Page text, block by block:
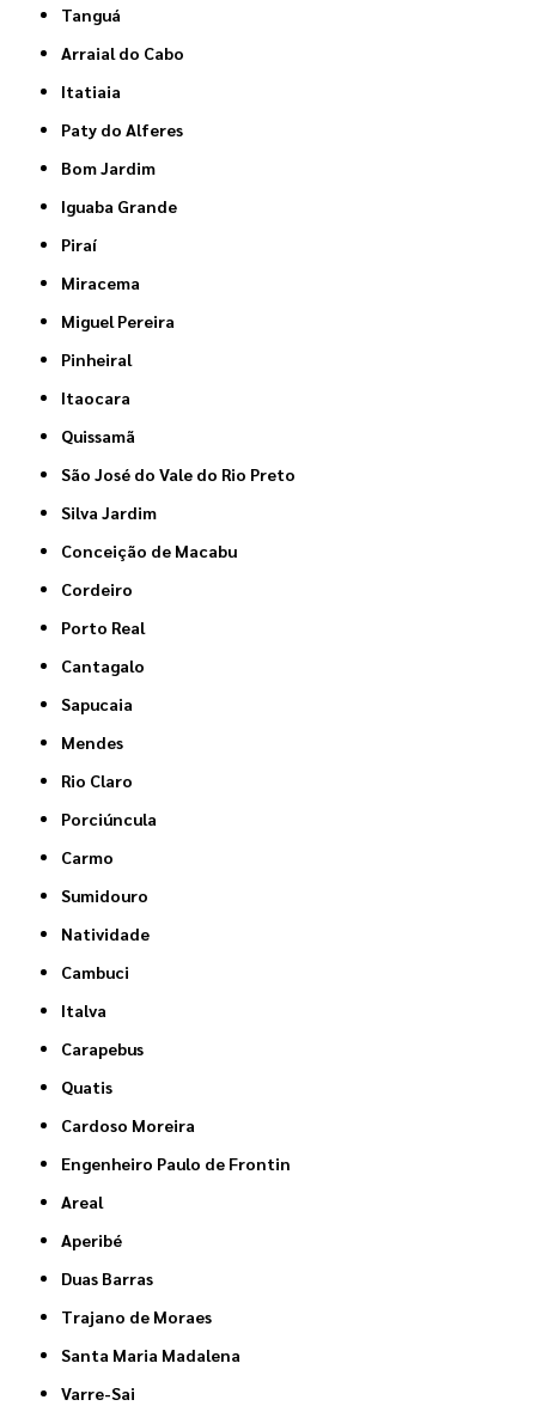
Tanguá
Arraial do Cabo
Itatiaia
Paty do Alferes
Bom Jardim
Iguaba Grande
Piraí
Miracema
Miguel Pereira
Pinheiral
Itaocara
Quissamã
São José do Vale do Rio Preto
Silva Jardim
Conceição de Macabu
Cordeiro
Porto Real
Cantagalo
Sapucaia
Mendes
Rio Claro
Porciúncula
Carmo
Sumidouro
Natividade
Cambuci
Italva
Carapebus
Quatis
Cardoso Moreira
Engenheiro Paulo de Frontin
Areal
Aperibé
Duas Barras
Trajano de Moraes
Santa Maria Madalena
Varre-Sai